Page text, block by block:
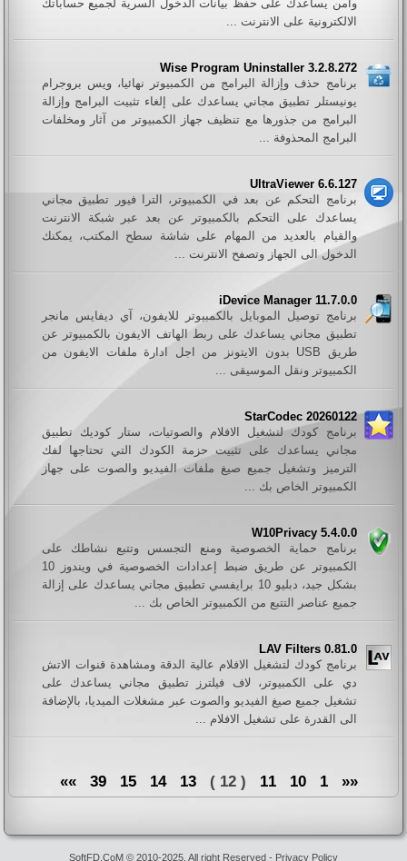
وآمن يساعدك على حفظ بيانات الدخول السرية لجميع حساباتك
الالكترونية على الانترنت ...
Wise Program Uninstaller 3.2.8.272
برنامج حذف وإزالة البرامج من الكمبيوتر نهائيا، ويس بروجرام
يونيستلر تطبيق مجاني يساعدك على إلغاء تثبيت البرامج وإزالة
البرامج من جذورها مع تنظيف جهاز الكمبيوتر من آثار ومخلفات
البرامج المحذوفة ...
UltraViewer 6.6.127
برنامج التحكم عن بعد في الكمبيوتر، الترا فيور تطبيق مجاني
يساعدك على التحكم بالكمبيوتر عن بعد عبر شبكة الانترنت
والقيام بالعديد من المهام على شاشة سطح المكتب، يمكنك
الدخول الى الجهاز وتصفح الانترنت ...
iDevice Manager 11.7.0.0
برنامج توصيل الموبايل بالكمبيوتر للايفون، آي ديفايس مانجر
تطبيق مجاني يساعدك على ربط الهاتف الايفون بالكمبيوتر عن
طريق USB بدون الايتونز من اجل ادارة ملفات الايفون من
الكمبيوتر ونقل الموسيقى ...
StarCodec 20260122
برنامج كودك لتشغيل الافلام والصوتيات، ستار كوديك تطبيق
مجاني يساعدك على تثبيت حزمة الكودك التي تحتاجها لفك
الترميز وتشغيل جميع صيغ ملفات الفيديو والصوت على جهاز
الكمبيوتر الخاص بك ...
W10Privacy 5.4.0.0
برنامج حماية الخصوصية ومنع التجسس وتتبع نشاطك على
الكمبيوتر عن طريق ضبط إعدادات الخصوصية في ويندوز 10
بشكل جيد، دبليو 10 برايفسي تطبيق مجاني يساعدك على إزالة
جميع عناصر التتبع من الكمبيوتر الخاص بك ...
LAV Filters 0.81.0
برنامج كودك لتشغيل الافلام عالية الدقة ومشاهدة قنوات الاتش
دي على الكمبيوتر، لاف فيلترز تطبيق مجاني يساعدك على
تشغيل جميع صيغ الفيديو والصوت عبر مشغلات الميديا، بالإضافة
الى القدرة على تشغيل الافلام ...
««
1
10
11
( 12 )
13
14
15
39
»»
SoftFD.CoM © 2010-2025. All right Reserved - Privacy Policy